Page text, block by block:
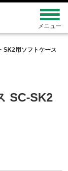
SK2用ソフトケース
SC-SK2